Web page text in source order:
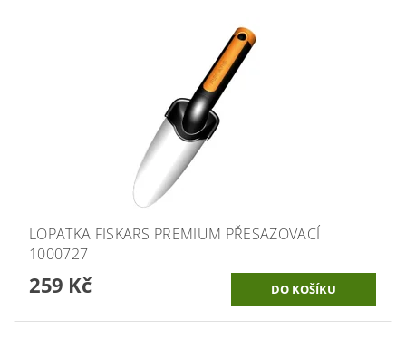
LOPATKA FISKARS PREMIUM PŘESAZOVACÍ
1000727
259 Kč